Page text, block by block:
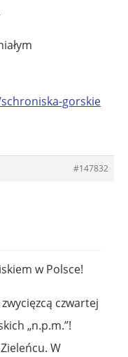
gorskie
#147832
w Polsce!
czwartej
„n.p.m.”!
W